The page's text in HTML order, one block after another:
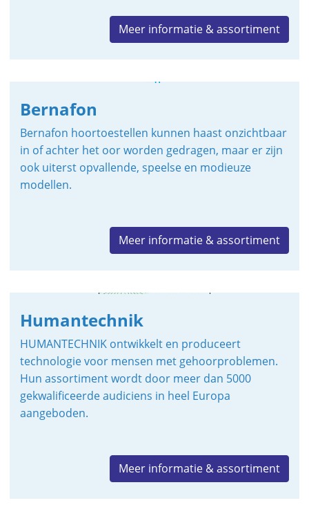
Meer informatie & assortiment
Bernafon
Bernafon hoortoestellen kunnen haast onzichtbaar
in of achter het oor worden gedragen, maar er zijn
ook uiterst opvallende, speelse en modieuze
modellen.
Meer informatie & assortiment
Humantechnik
HUMANTECHNIK ontwikkelt en produceert
technologie voor mensen met gehoorproblemen.
Hun assortiment wordt door meer dan 5000
gekwalificeerde audiciens in heel Europa
aangeboden.
Meer informatie & assortiment